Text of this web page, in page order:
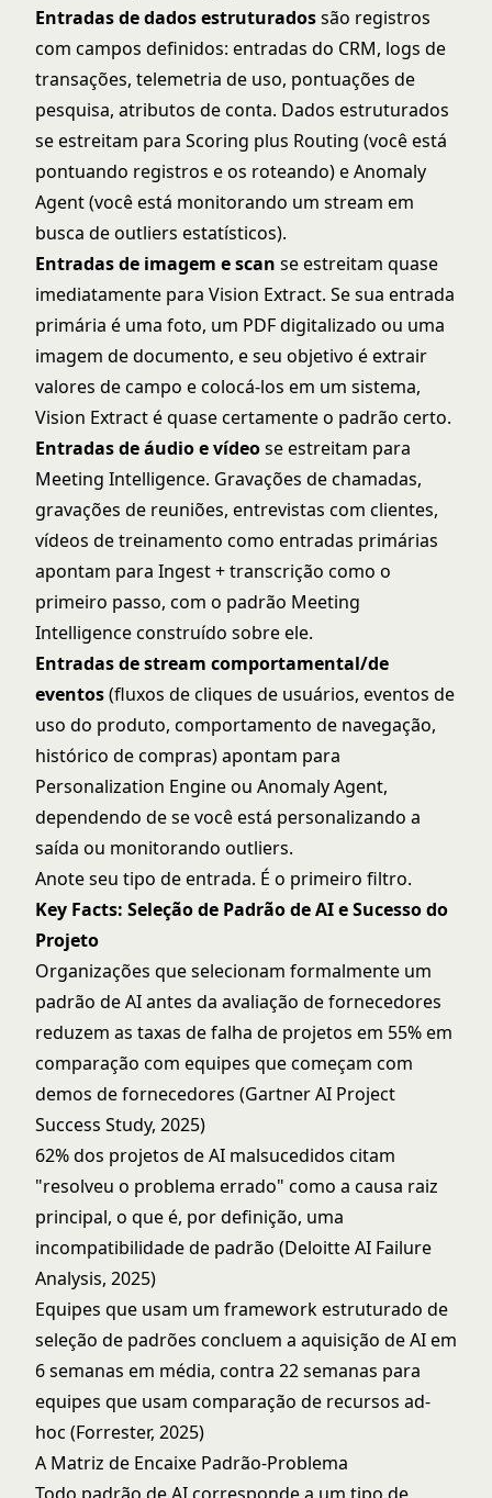
Entradas de dados estruturadossão registros
com campos definidos: entradas do CRM, logs de
transações, telemetria de uso, pontuações de
pesquisa, atributos de conta. Dados estruturados
se estreitam para Scoring plus Routing (você está
pontuando registros e os roteando) e Anomaly
Agent (você está monitorando um stream em
busca de outliers estatísticos).
Entradas de imagem e scan se estreitam quase
imediatamente para Vision Extract. Se sua entrada
primária é uma foto, um PDF digitalizado ou uma
imagem de documento, e seu objetivo é extrair
valores de campo e colocá-los em um sistema,
Vision Extract é quase certamente o padrão certo.
Entradas de áudio e vídeose estreitam para
Meeting Intelligence. Gravações de chamadas,
gravações de reuniões, entrevistas com clientes,
vídeos de treinamento como entradas primárias
apontam para Ingest + transcrição como o
primeiro passo, com o padrão Meeting
Intelligence construído sobre ele.
Entradas de stream comportamental/de
eventos(fluxos de cliques de usuários, eventos de
uso do produto, comportamento de navegação,
histórico de compras) apontam para
Personalization Engine ou Anomaly Agent,
dependendo de se você está personalizando a
saída ou monitorando outliers.
Anote seu tipo de entrada. É o primeiro filtro.
Key Facts: Seleção de Padrão de AI e Sucesso do
Projeto
Organizações que selecionam formalmente um
padrão de AI antes da avaliação de fornecedores
reduzem as taxas de falha de projetos em 55% em
comparação com equipes que começam com
demos de fornecedores (Gartner AI Project
Success Study, 2025)
62% dos projetos de AI malsucedidos citam
"resolveu o problema errado" como a causa raiz
principal, o que é, por definição, uma
incompatibilidade de padrão (Deloitte AI Failure
Analysis, 2025)
Equipes que usam um framework estruturado de
seleção de padrões concluem a aquisição de AI em
6 semanas em média, contra 22 semanas para
equipes que usam comparação de recursos ad-
hoc (Forrester, 2025)
A Matriz de Encaixe Padrão-Problema